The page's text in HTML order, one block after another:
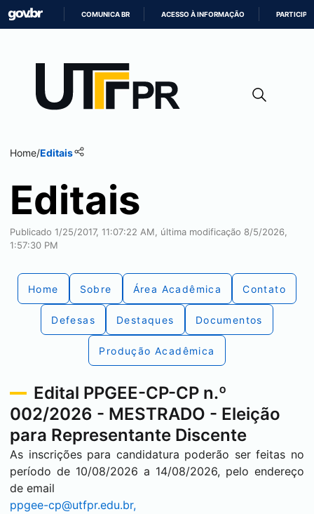
CONTEÚDO
COMUNICA BR ACESSO À INFORMAÇÃO PARTICIPE
Home/Editais
Editais
Publicado 1/25/2017, 11:07:22 AM, última modificação 8/5/2026,
1:57:30 PM
Home Sobre Área Acadêmica Contato
Defesas Destaques Documentos
Produção Acadêmica
Edital PPGEE-CP-CP n.º
002/2026 - MESTRADO - Eleição
para Representante Discente
As inscrições para candidatura poderão ser feitas no
período de 10/08/2026 a 14/08/2026, pelo endereço
de email
ppgee-cp@utfpr.edu.br,